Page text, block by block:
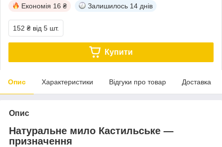
Економія 16 ₴ Залишилось 14 днів
152 ₴ від 5 шт.
Купити
Опис Характеристики Відгуки про товар Доставка
Опис
Натуральне мило Кастильське —
призначення